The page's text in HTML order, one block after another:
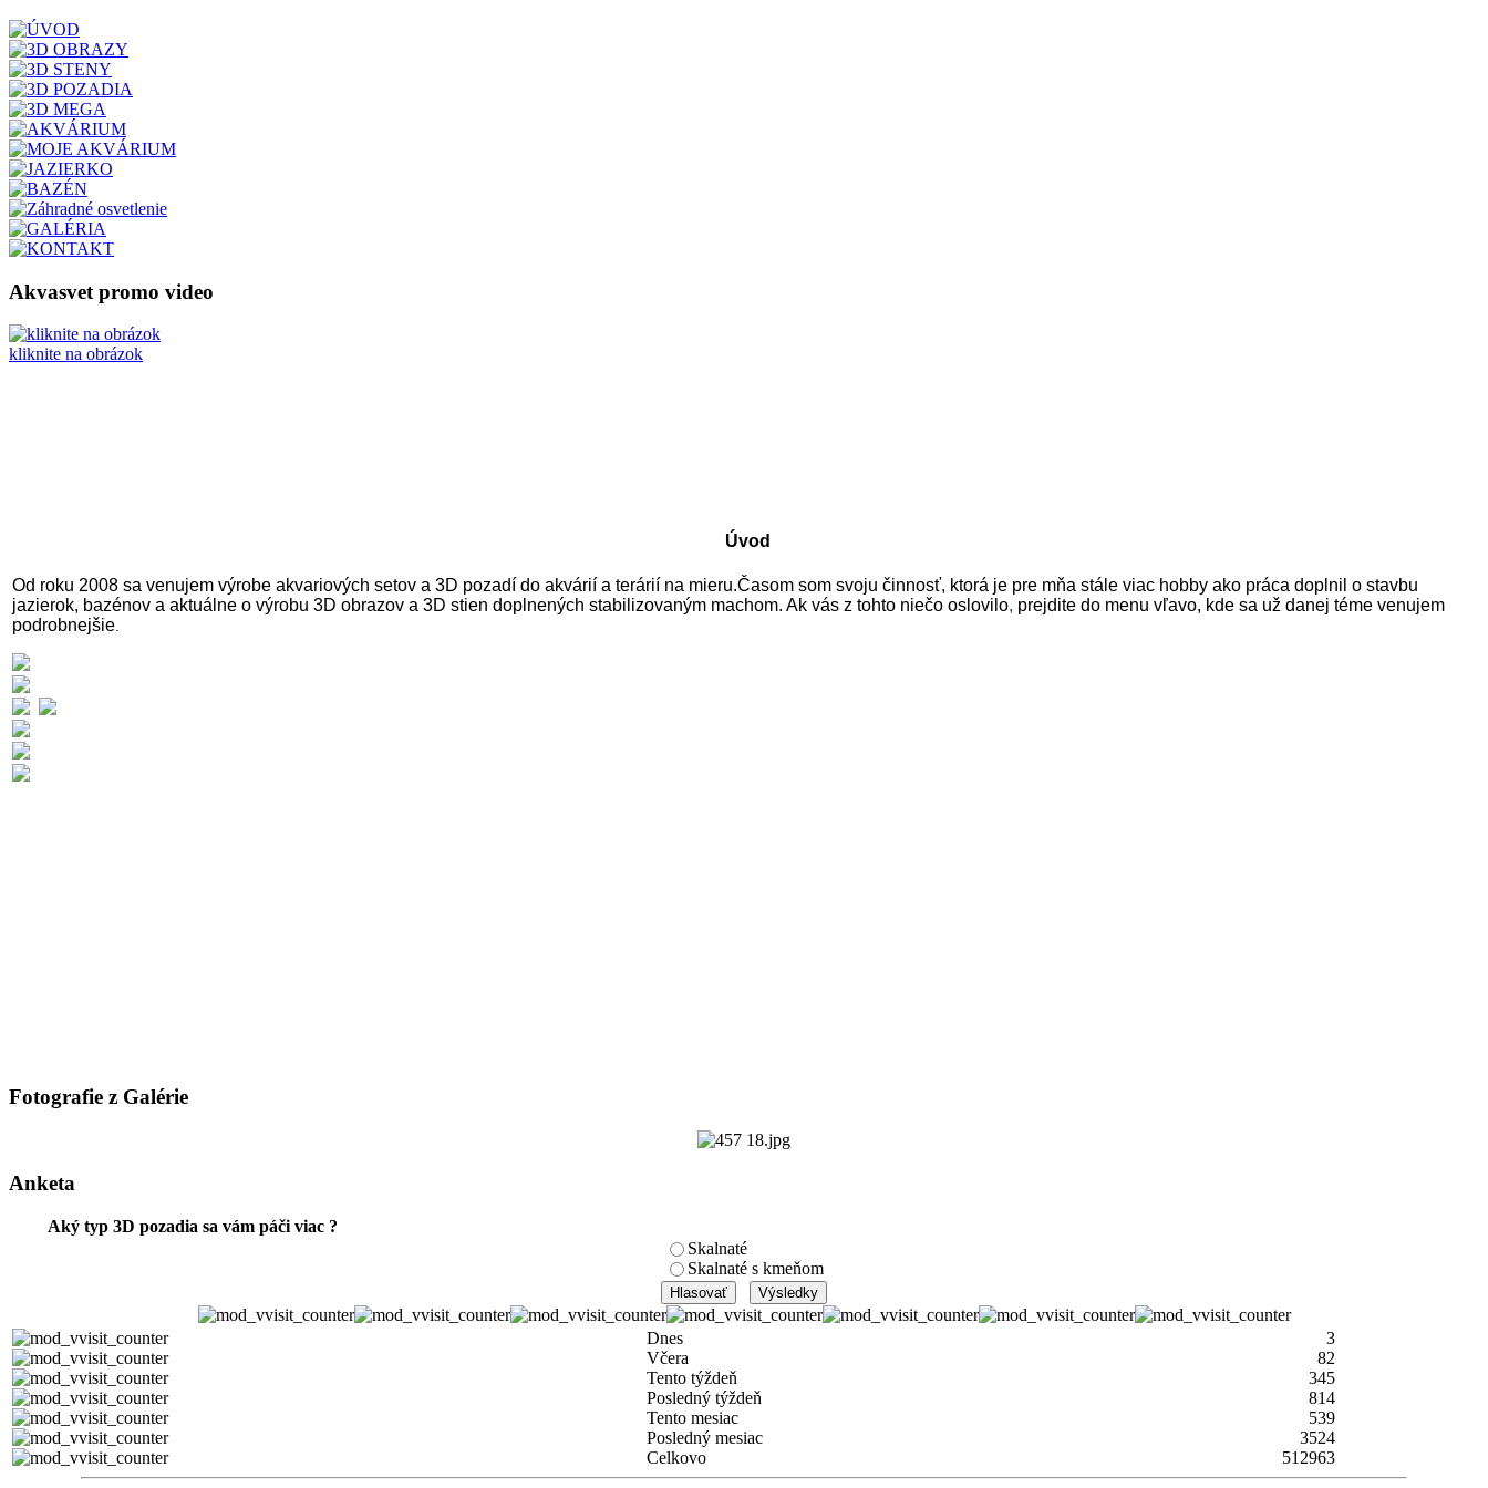
Akvasvet promo video
kliknite na obrázok
Úvod
Od roku 2008 sa venujem výrobe akvariových setov a 3D pozadí do akvárií a terárií na mieru.Časom som svoju činnosť, ktorá je pre mňa stále viac hobby ako práca doplnil o stavbu
jazierok, bazénov a aktuálne o výrobu 3D obrazov a 3D stien doplnených stabilizovaným machom. Ak vás z tohto niečo oslovilo, prejdite do menu vľavo, kde sa už danej téme venujem
podrobnejšie.
Fotografie z Galérie
Anketa
Aký typ 3D pozadia sa vám páči viac ?
Skalnaté
Skalnaté s kmeňom
Dnes
3
Včera
82
Tento týždeň
345
Posledný týždeň
814
Tento mesiac
539
Posledný mesiac
3524
Celkovo
512963